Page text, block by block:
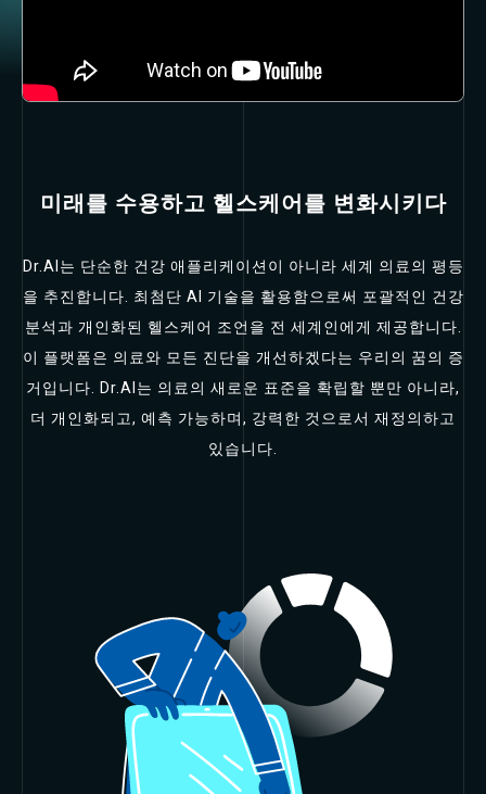
미래를 수용하고 헬스케어를 변화시키다
Dr.AI는 단순한 건강 애플리케이션이 아니라 세계 의료의 평등
을 추진합니다. 최첨단 AI 기술을 활용함으로써 포괄적인 건강
분석과 개인화된 헬스케어 조언을 전 세계인에게 제공합니다.
이 플랫폼은 의료와 모든 진단을 개선하겠다는 우리의 꿈의 증
거입니다. Dr.AI는 의료의 새로운 표준을 확립할 뿐만 아니라,
더 개인화되고, 예측 가능하며, 강력한 것으로서 재정의하고
있습니다.